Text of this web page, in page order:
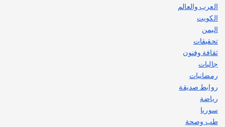
العرب والعالم
الكويت
اليمن
تحقيقات
ثقافة وفنون
جاليات
رمضانيات
روابط صديقة
رياضة
سوريا
طب وصحة